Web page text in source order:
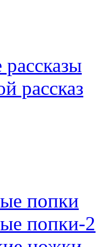
рассказ
попки
попки-2